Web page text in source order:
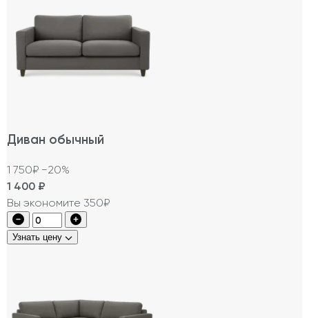
Диван обычный
1 750₽ −20%
1 400 ₽
Вы экономите 350₽
Узнать цену